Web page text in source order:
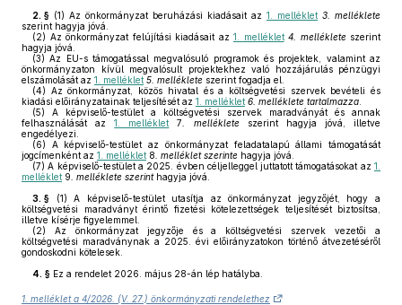
2. § (1) Az önkormányzat beruházási kiadásait az 1. melléklet 3. melléklete
szerint hagyja jóvá.
(2) Az önkormányzat felújítási kiadásait az 1. melléklet 4. melléklete szerint
hagyja jóvá.
(3) Az EU-s támogatással megvalósuló programok és projektek, valamint az
önkormányzaton kívül megvalósult projektekhez való hozzájárulás pénzügyi
elszámolását az 1. melléklet 5. melléklete szerint fogadja el.
(4) Az önkormányzat, közös hivatal és a költségvetési szervek bevételi és
kiadási előirányzatainak teljesítését az 1. melléklet 6. melléklete tartalmazza
(5) A képviselő-testület a költségvetési szervek maradványát és annak
felhasználását az1. melléklet 7 . melléklete szerint hagyja jóvá, illetve
engedélyezi.
(6) A képviselő-testület az önkormányzat feladatalapú állami támogatását
jogcímenként az 1. melléklet 8 . melléklet szerinte hagyja jóvá.
(7) A képviselő-testület a 2025. évben céljelleggel juttatott támogatásokat az 1.
melléklet 9 . melléklete szerinthagyja jóvá.
3. § (1) A képviselő-testület utasítja az önkormányzat jegyzőjét, hogy a
költségvetési maradványt érintő fizetési kötelezettségek teljesítését biztosítsa,
illetve kísérje figyelemmel.
(2) Az önkormányzat jegyzője és a költségvetési szervek vezetői a
költségvetési maradványnak a 2025. évi előirányzatokon történő átvezetéséről
gondoskodni kötelesek.
4. § Ez a rendelet 2026. május 28-án lép hatályba.
1. melléklet a 4/2026. (V. 27.) önkormányzati rendelethez